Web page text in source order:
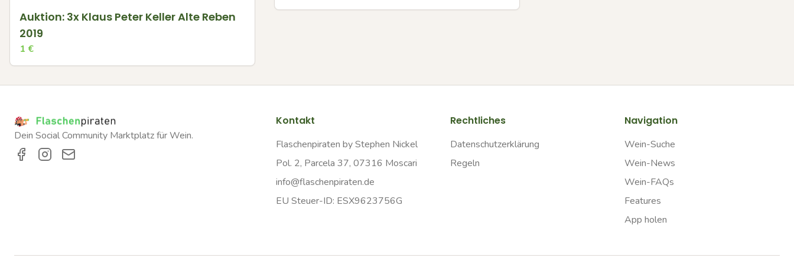
Auktion: 3x Klaus Peter Keller Alte Reben
2019
1 €
Dein Social Community Marktplatz für Wein.
Kontakt
Flaschenpiraten by Stephen Nickel
Pol. 2, Parcela 37, 07316 Moscari
info@flaschenpiraten.de
EU Steuer-ID: ESX9623756G
Rechtliches
Datenschutzerklärung
Regeln
Navigation
Wein-Suche
Wein-News
Wein-FAQs
Features
App holen